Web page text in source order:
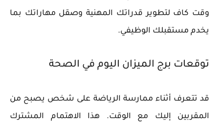
وقت كاف لتطوير قدراتك المهنية وصقل مهاراتك بما
يخدم مستقبلك الوظيفي.
توقعات برج الميزان اليوم في الصحة
قد تتعرف أثناء ممارسة الرياضة على شخص يصبح من
المقربين إليك مع الوقت. هذا الاهتمام المشترك